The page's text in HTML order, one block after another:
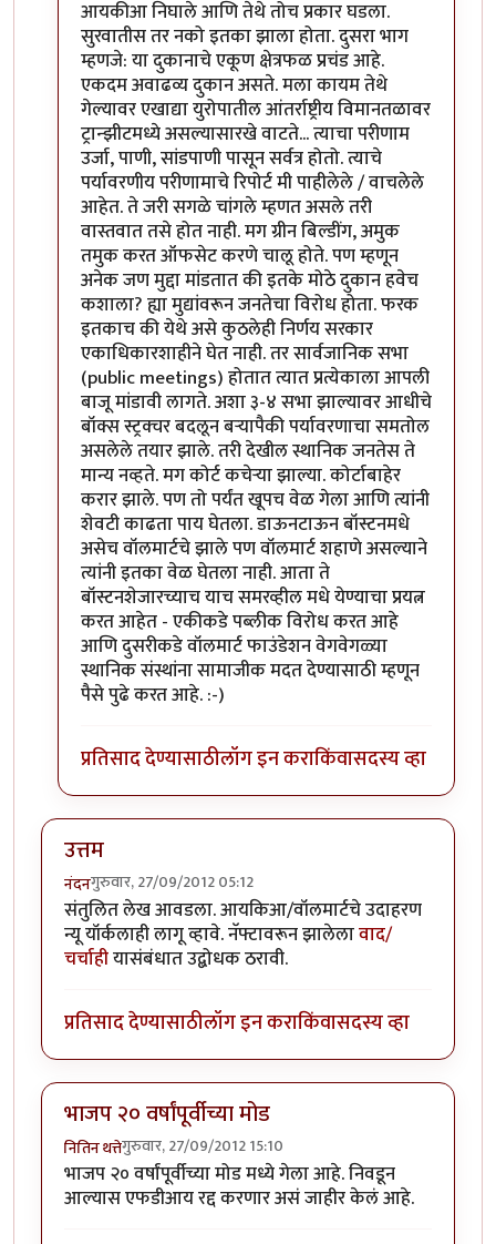
आयकीआ निघाले आणि तेथे तोच प्रकार घडला.
सुरवातीस तर नको इतका झाला होता. दुसरा भाग
म्हणजे: या दुकानाचे एकूण क्षेत्रफळ प्रचंड आहे.
एकदम अवाढव्य दुकान असते. मला कायम तेथे
गेल्यावर एखाद्या युरोपातील आंतर्राष्ट्रीय विमानतळावर
ट्रान्झीटमध्ये असल्यासारखे वाटते... त्याचा परीणाम
उर्जा, पाणी, सांडपाणी पासून सर्वत्र होतो. त्याचे
पर्यावरणीय परीणामाचे रिपोर्ट मी पाहीलेले / वाचलेले
आहेत. ते जरी सगळे चांगले म्हणत असले तरी
वास्तवात तसे होत नाही. मग ग्रीन बिल्डींग, अमुक
तमुक करत ऑफसेट करणे चालू होते. पण म्हणून
अनेक जण मुद्दा मांडतात की इतके मोठे दुकान हवेच
कशाला? ह्या मुद्यांवरून जनतेचा विरोध होता. फरक
इतकाच की येथे असे कुठलेही निर्णय सरकार
एकाधिकारशाहीने घेत नाही. तर सार्वजानिक सभा
(public meetings) होतात त्यात प्रत्येकाला आपली
बाजू मांडावी लागते. अशा ३-४ सभा झाल्यावर आधीचे
बॉक्स स्ट्रक्चर बदलून बर्‍यापैकी पर्यावरणाचा समतोल
असलेले तयार झाले. तरी देखील स्थानिक जनतेस ते
मान्य नव्हते. मग कोर्ट कचेर्‍या झाल्या. कोर्टाबाहेर
करार झाले. पण तो पर्यंत खूपच वेळ गेला आणि त्यांनी
शेवटी काढता पाय घेतला. डाऊनटाऊन बॉस्टनमधे
असेच वॉलमार्टचे झाले पण वॉलमार्ट शहाणे असल्याने
त्यांनी इतका वेळ घेतला नाही. आता ते
बॉस्टनशेजारच्याच याच समरव्हील मधे येण्याचा प्रयत्न
करत आहेत - एकीकडे पब्लीक विरोध करत आहे
आणि दुसरीकडे वॉलमार्ट फाउंडेशन वेगवेगळ्या
स्थानिक संस्थांना सामाजीक मदत देण्यासाठी म्हणून
पैसे पुढे करत आहे. :-)
प्रतिसाद देण्यासाठीलॉग इन कराकिंवासदस्य व्हा
उत्तम
नंदनगुरुवार, 27/09/2012 05:12
संतुलित लेख आवडला. आयकिआ/वॉलमार्टचे उदाहरण
न्यू यॉर्कलाही लागू व्हावे. नॅफ्टावरून झालेलावाद/
चर्चाहीयासंबंधात उद्बोधक ठरावी.
प्रतिसाद देण्यासाठीलॉग इन कराकिंवासदस्य व्हा
भाजप २० वर्षांपूर्वीच्या मोड
नितिन थत्तेगुरुवार, 27/09/2012 15:10
भाजप २० वर्षांपूर्वीच्या मोड मध्ये गेला आहे. निवडून
आल्यास एफडीआय रद्द करणार असं जाहीर केलं आहे.